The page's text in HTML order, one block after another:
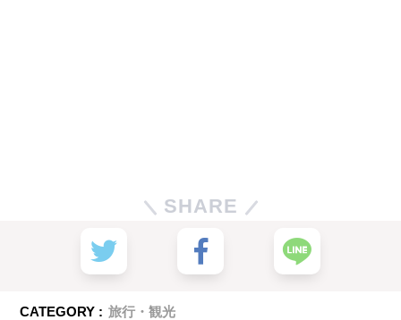
SHARE
CATEGORY : 旅行・観光